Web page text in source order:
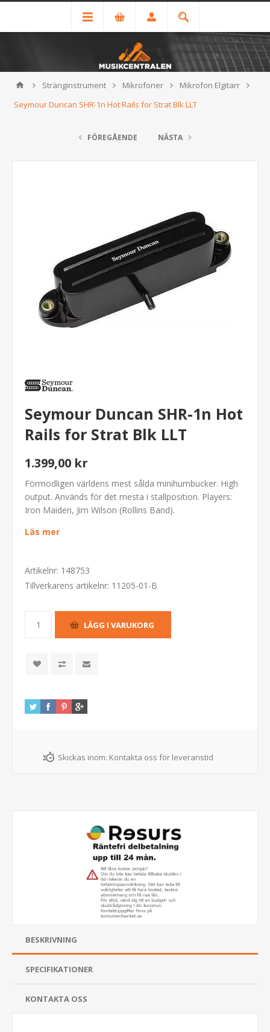
Stränginstrument Mikrofoner
Mikrofon Elgitarr
Seymour Duncan SHR-1n Hot Rails for Strat Blk LLT
FÖREGÅENDE NÄSTA
Seymour Duncan SHR-1n Hot
Rails for Strat Blk LLT
1.399,00 kr
Förmodligen världens mest sålda minihumbucker. High
output. Används för det mesta i stallposition. Players:
Iron Maiden, Jim Wilson (Rollins Band).
Läs mer
Artikelnr: 148753
Tillverkarens artikelnr: 11205-01-B
Skickas inom: Kontakta oss för leveranstid
BESKRIVNING
SPECIFIKATIONER
KONTAKTA OSS